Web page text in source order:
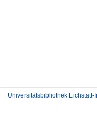
Universitätsbibliothek Eichstätt-